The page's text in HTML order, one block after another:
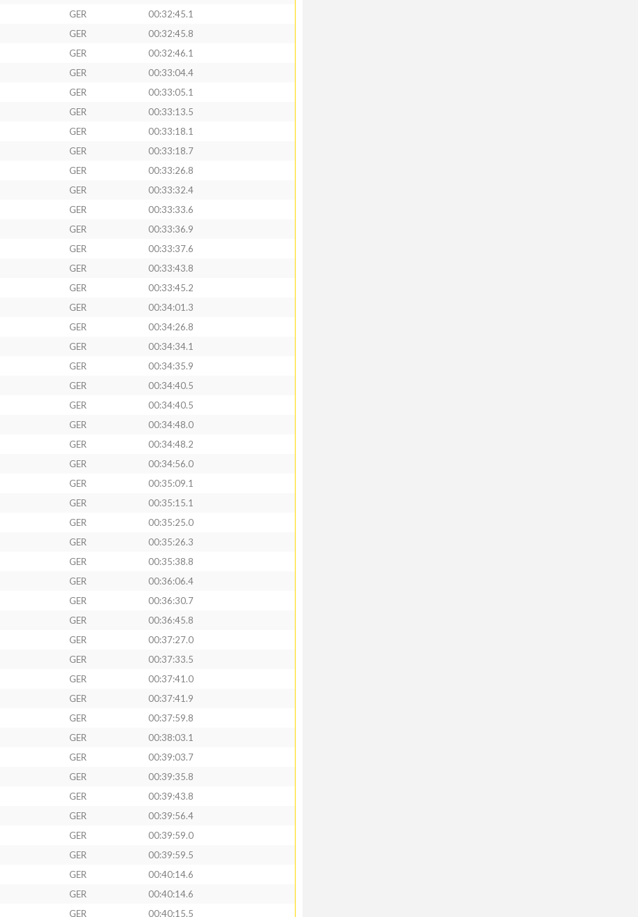
GER
00:32:45.1
GER
00:32:45.8
GER
00:32:46.1
GER
00:33:04.4
GER
00:33:05.1
GER
00:33:13.5
GER
00:33:18.1
GER
00:33:18.7
GER
00:33:26.8
GER
00:33:32.4
GER
00:33:33.6
GER
00:33:36.9
GER
00:33:37.6
GER
00:33:43.8
GER
00:33:45.2
GER
00:34:01.3
GER
00:34:26.8
GER
00:34:34.1
GER
00:34:35.9
GER
00:34:40.5
GER
00:34:40.5
GER
00:34:48.0
GER
00:34:48.2
GER
00:34:56.0
GER
00:35:09.1
GER
00:35:15.1
GER
00:35:25.0
GER
00:35:26.3
GER
00:35:38.8
GER
00:36:06.4
GER
00:36:30.7
GER
00:36:45.8
GER
00:37:27.0
GER
00:37:33.5
GER
00:37:41.0
GER
00:37:41.9
GER
00:37:59.8
GER
00:38:03.1
GER
00:39:03.7
GER
00:39:35.8
GER
00:39:43.8
GER
00:39:56.4
GER
00:39:59.0
GER
00:39:59.5
GER
00:40:14.6
GER
00:40:14.6
GER 00:40:15.5